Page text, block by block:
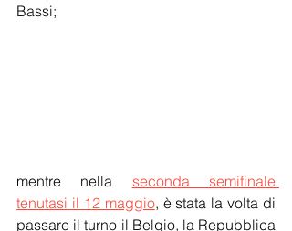
Bassi;
mentre nella seconda semifinale
tenutasi il 12 maggio, è stata la volta di
passare il turno il Belgio, la Repubblica